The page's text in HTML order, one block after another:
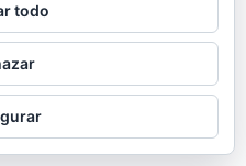
de este viernes
todo